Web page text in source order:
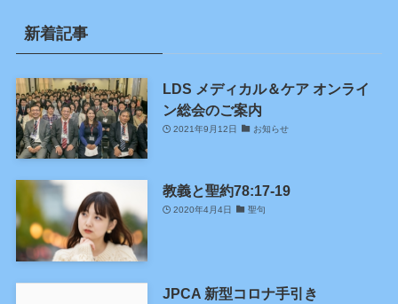
新着記事
LDS メディカル＆ケア オンライ
ン総会のご案内
2021年9月12日 お知らせ
教義と聖約78:17-19
2020年4月4日 聖句
JPCA 新型コロナ手引き